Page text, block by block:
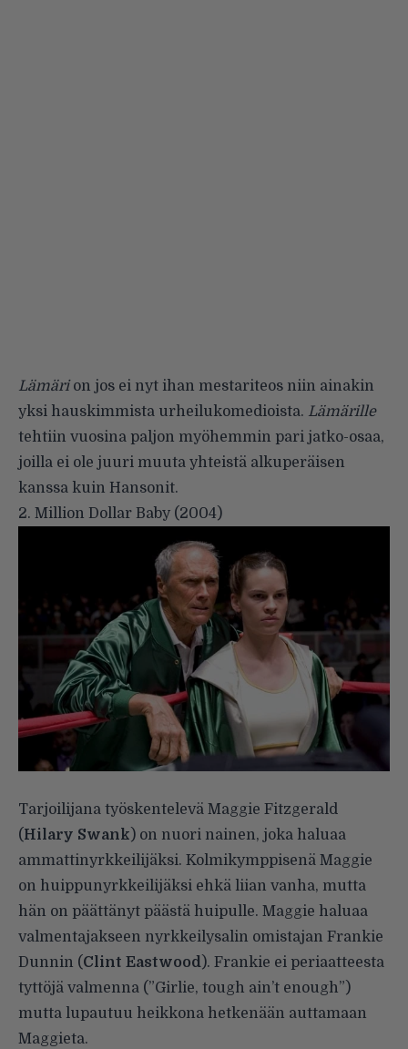
Lämärion jos ei nyt ihan mestariteos niin ainakin
yksi hauskimmista urheilukomedioista. Lämärille
tehtiin vuosina paljon myöhemmin pari jatko-osaa,
joilla ei ole juuri muuta yhteistä alkuperäisen
kanssa kuin Hansonit.
2. Million Dollar Baby (2004)
Tarjoilijana työskentelevä Maggie Fitzgerald
(Hilary Swank) on nuori nainen, joka haluaa
ammattinyrkkeilijäksi. Kolmikymppisenä Maggie
on huippunyrkkeilijäksi ehkä liian vanha, mutta
hän on päättänyt päästä huipulle. Maggie haluaa
valmentajakseen nyrkkeilysalin omistajan Frankie
Dunnin (Clint Eastwood ). Frankie ei periaatteesta
tyttöjä valmenna (”Girlie, tough ain’t enough”)
mutta lupautuu heikkona hetkenään auttamaan
Maggieta.